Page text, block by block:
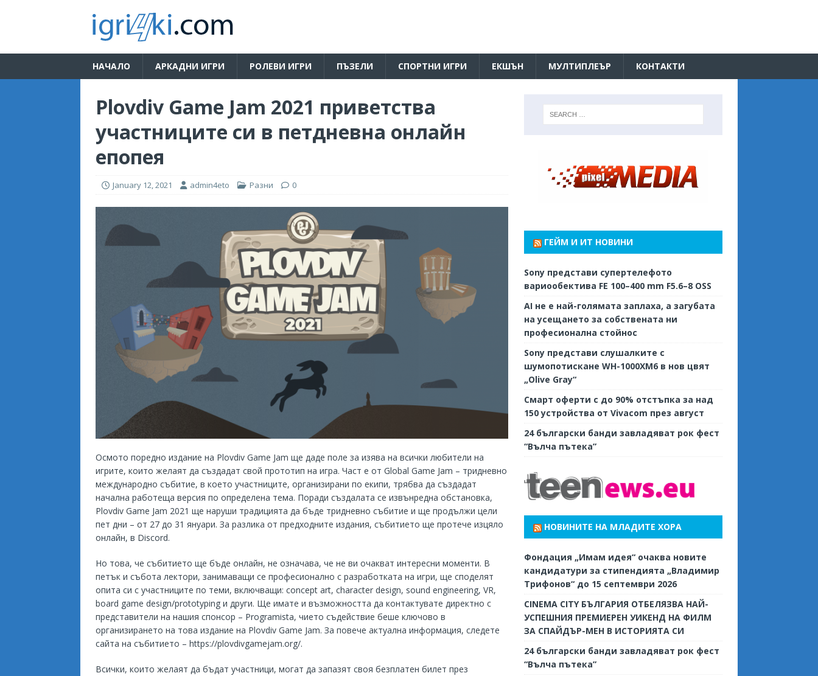
НАЧАЛО АРКАДНИ ИГРИ РОЛЕВИ ИГРИ ПЪЗЕЛИ СПОРТНИ ИГРИ ЕКШЪН МУЛТИПЛЕЪР КОНТАКТИ
Plovdiv Game Jam 2021 приветства
участниците си в петдневна онлайн
епопея
January 12, 2021 admin4eto Разни 0
Осмото поредно издание на Plovdiv Game Jam ще даде поле за изява на всички любители на
игрите, които желаят да създадат свой прототип на игра. Част е от Global Game Jam – тридневно
международно събитие, в което участниците, организирани по екипи, трябва да създадат
начална работеща версия по определена тема. Поради създалата се извънредна обстановка,
Plovdiv Game Jam 2021 ще наруши традицията да бъде тридневно събитие и ще продължи цели
пет дни – от 27 до 31 януари. За разлика от предходните издания, събитието ще протече изцяло
онлайн, в Discord.
Но това, че събитието ще бъде онлайн, не означава, че не ви очакват интересни моменти. В
петък и събота лектори, занимаващи се професионално с разработката на игри, ще споделят
опита си с участниците по теми, включващи: concept art, character design, sound engineering, VR,
board game design/prototyping и други. Ще имате и възможността да контактувате директно с
представители на нашия спонсор – Programista, чието съдействие беше ключово в
организирането на това издание на Plovdiv Game Jam. За повече актуална информация, следете
сайта на събитието – https://plovdivgamejam.org/.
Всички, които желаят да бъдат участници, могат да запазят своя безплатен билет през
ГЕЙМ И ИТ НОВИНИ
Sony представи супертелефото
вариообектива FE 100–400 mm F5.6–8 OSS
AI не е най-голямата заплаха, а загубата
на усещането за собствената ни
професионална стойнос
Sony представи слушалките с
шумопотискане WH-1000XM6 в нов цвят
„Olive Gray“
Смарт оферти с до 90% отстъпка за над
150 устройства от Vivacom през август
24 български банди завладяват рок фест
“Вълча пътека”
НОВИНИТЕ НА МЛАДИТЕ ХОРА
Фондация „Имам идея“ очаква новите
кандидатури за стипендията „Владимир
Трифонов“ до 15 септември 2026
CINEMA CITY БЪЛГАРИЯ ОТБЕЛЯЗВА НАЙ-
УСПЕШНИЯ ПРЕМИЕРЕН УИКЕНД НА ФИЛМ
ЗА СПАЙДЪР-МЕН В ИСТОРИЯТА СИ
24 български банди завладяват рок фест
“Вълча пътека”